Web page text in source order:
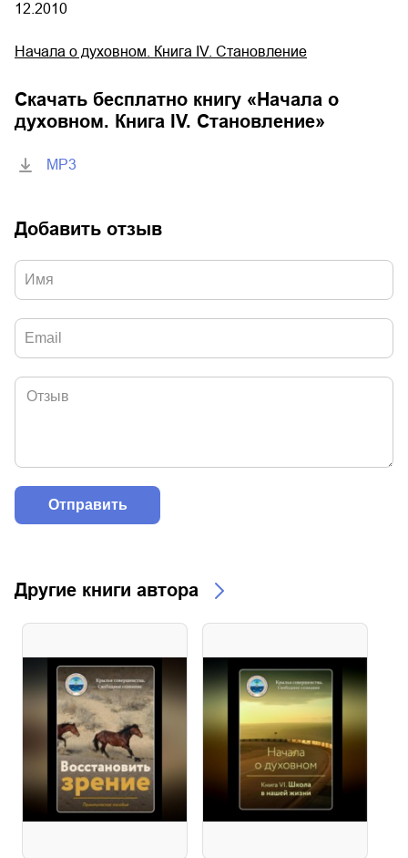
12.2010
Начала о духовном. Книга IV. Становление
Скачать бесплатно книгу « Начала о
духовном. Книга IV. Становление»
MP3
Добавить отзыв
Другие книги автора